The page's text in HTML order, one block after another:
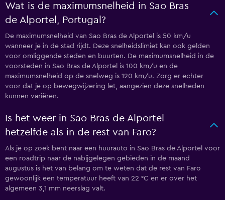
Wat is de maximumsnelheid in Sao Bras
de Alportel, Portugal?
De maximumsnelheid van Sao Bras de Alportel is 50 km/u
wanneer je in de stad rijdt. Deze snelheidslimiet kan ook gelden
voor omliggende steden en buurten. De maximumsnelheid in de
voorsteden in Sao Bras de Alportel is 100 km/u en de
maximumsnelheid op de snelweg is 120 km/u. Zorg er echter
voor dat je op bewegwijzering let, aangezien deze snelheden
kunnen variëren.
Is het weer in Sao Bras de Alportel
hetzelfde als in de rest van Faro?
Als je op zoek bent naar een huurauto in Sao Bras de Alportel voor
een roadtrip naar de nabijgelegen gebieden in de maand
augustus is het van belang om te weten dat de rest van Faro
gewoonlijk een temperatuur heeft van 22 °C en er over het
algemeen 3,1 mm neerslag valt.